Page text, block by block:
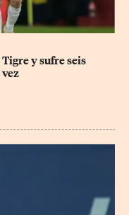
y sufre seis